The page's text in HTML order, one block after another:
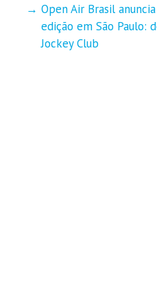
Open Air Brasil
edição em São Paulo:
Jockey Club